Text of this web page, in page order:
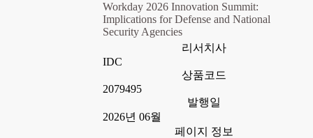
Workday 2026 Innovation Summit:
Implications for Defense and National
Security Agencies
리서치사
IDC
상품코드
2079495
발행일
2026년 06월
페이지 정보